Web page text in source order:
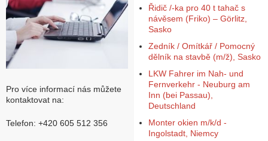
Pro více informací nás můžete
kontaktovat na:
Telefon: +420 605 512 356
Řidič /-ka pro 40 t tahač s
návěsem (Friko) – Görlitz,
Sasko
Zedník / Omítkář / Pomocný
dělník na stavbě (m/ž), Sasko
LKW Fahrer im Nah- und
Fernverkehr - Neuburg am
Inn (bei Passau),
Deutschland
Monter okien m/k/d -
Ingolstadt, Niemcy